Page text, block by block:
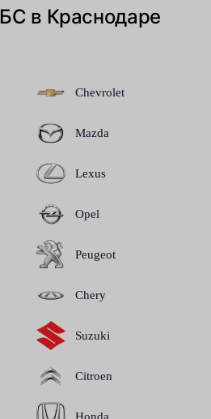
в Краснодаре
Chevrolet
Mazda
Lexus
Opel
Peugeot
Chery
Suzuki
Citroen
Honda